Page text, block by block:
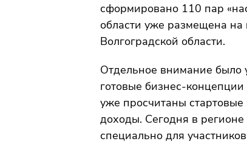
сформировано 110 пар
области уже размещена
Волгоградской области.
Отдельное внимание было
готовые бизнес-
уже просчитаны
доходы. Сегодня в
специально для